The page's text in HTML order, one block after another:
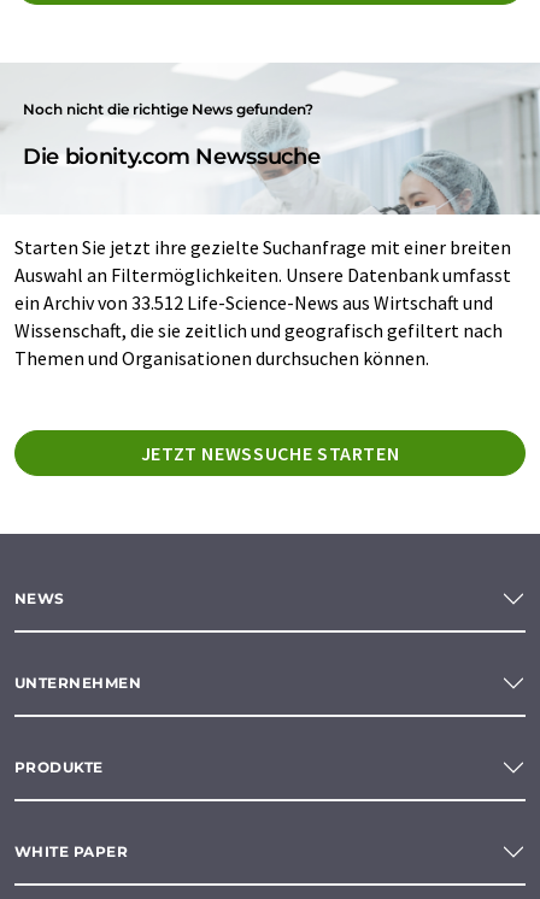
Noch nicht die richtige News gefunden?
Die bionity.com Newssuche
Starten Sie jetzt ihre gezielte Suchanfrage mit einer breiten
Auswahl an Filtermöglichkeiten. Unsere Datenbank umfasst
ein Archiv von 33.512 Life-Science-News aus Wirtschaft und
Wissenschaft, die sie zeitlich und geografisch gefiltert nach
Themen und Organisationen durchsuchen können.
JETZT NEWSSUCHE STARTEN
NEWS
UNTERNEHMEN
PRODUKTE
WHITE PAPER